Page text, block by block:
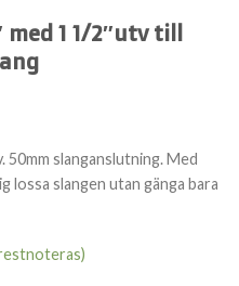
1 1/2″utv till
50mm slanganslutning. Med
lossa slangen utan gänga bara